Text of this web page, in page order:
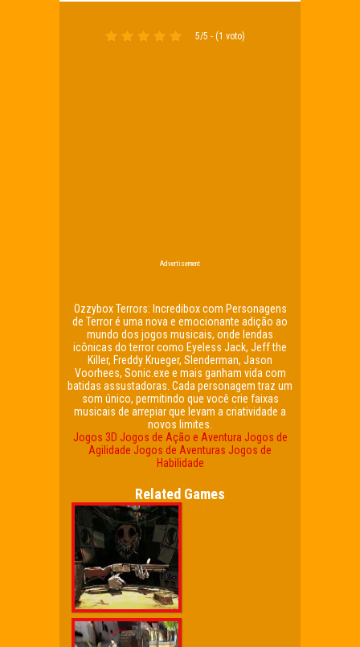
5/5 - (1 voto)
Advertisement
Ozzybox Terrors: Incredibox com Personagens
de Terror é uma nova e emocionante adição ao
mundo dos jogos musicais, onde lendas
icônicas do terror como Eyeless Jack, Jeff the
Killer, Freddy Krueger, Slenderman, Jason
Voorhees, Sonic.exe e mais ganham vida com
batidas assustadoras. Cada personagem traz um
som único, permitindo que você crie faixas
musicais de arrepiar que levam a criatividade a
novos limites.
Jogos 3D Jogos de Ação e Aventura Jogos de
Agilidade Jogos de Aventuras Jogos de
Habilidade
Related Games